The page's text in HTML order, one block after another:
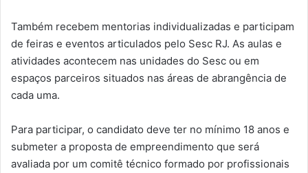
Também recebem mentorias individualizadas e participam
de feiras e eventos articulados pelo Sesc RJ. As aulas e
atividades acontecem nas unidades do Sesc ou em
espaços parceiros situados nas áreas de abrangência de
cada uma.
Para participar, o candidato deve ter no mínimo 18 anos e
submeter a proposta de empreendimento que será
avaliada por um comitê técnico formado por profissionais